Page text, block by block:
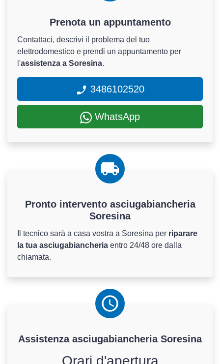
Prenota un appuntamento
Contattaci, descrivi il problema del tuo
elettrodomestico e prendi un appuntamento per
l'assistenza a Soresina.
3486102520
WhatsApp
Pronto intervento asciugabiancheria
Soresina
Il tecnico sarà a casa vostra a Soresina per riparare
la tua asciugabiancheria entro 24/48 ore dalla
chiamata.
Assistenza asciugabiancheriaSoresina